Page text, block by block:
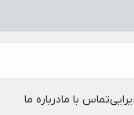
تماس با مادرباره ما